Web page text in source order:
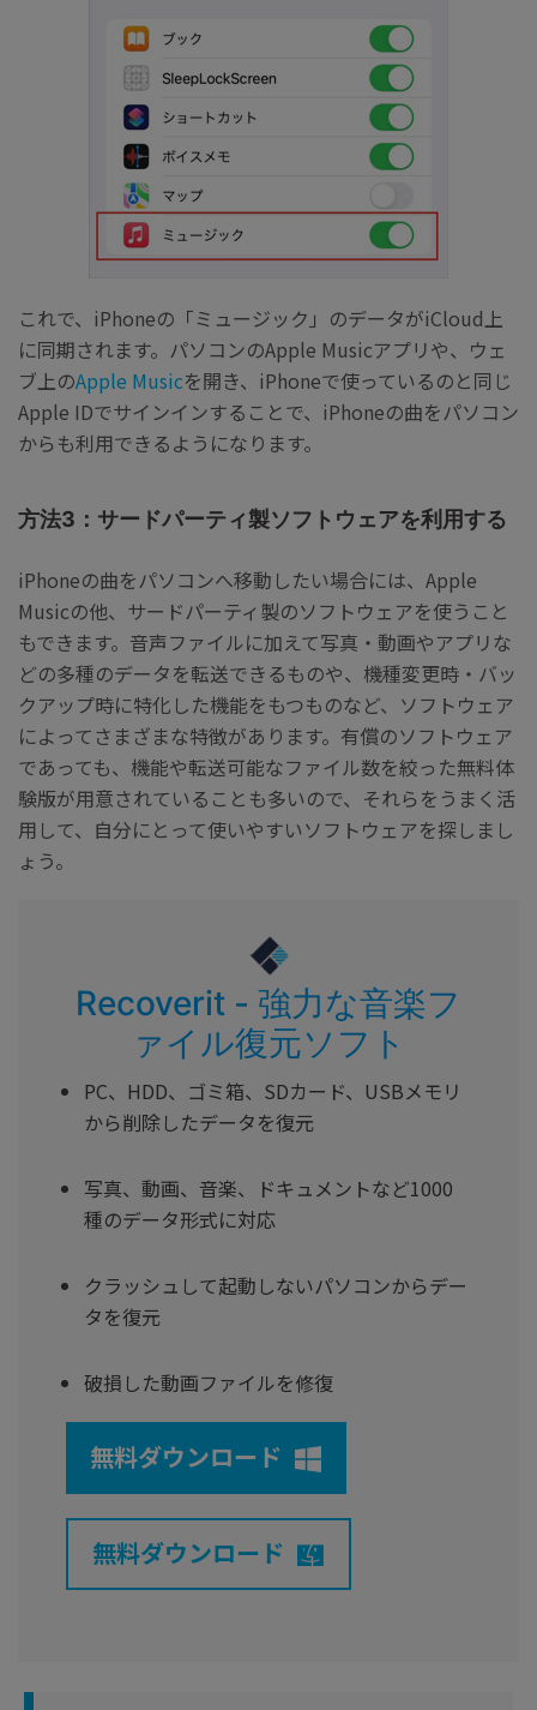
これで、iPhoneの「ミュージック」のデータがiCloud上
に同期されます。パソコンのApple Musicアプリや、ウェ
ブ上のApple Musicを開き、iPhoneで使っているのと同じ
Apple IDでサインインすることで、iPhoneの曲をパソコン
からも利用できるようになります。
方法3：サードパーティ製ソフトウェアを利用する
iPhoneの曲をパソコンへ移動したい場合には、Apple
Musicの他、サードパーティ製のソフトウェアを使うこと
もできます。音声ファイルに加えて写真・動画やアプリな
どの多種のデータを転送できるものや、機種変更時・バッ
クアップ時に特化した機能をもつものなど、ソフトウェア
によってさまざまな特徴があります。有償のソフトウェア
であっても、機能や転送可能なファイル数を絞った無料体
験版が用意されていることも多いので、それらをうまく活
用して、自分にとって使いやすいソフトウェアを探しまし
ょう。
Recoverit - 強力な音楽フ
ァイル復元ソフト
PC、HDD、ゴミ箱、SDカード、USBメモリ
から削除したデータを復元
写真、動画、音楽、ドキュメントなど1000
種のデータ形式に対応
クラッシュして起動しないパソコンからデー
タを復元
破損した動画ファイルを修復
無料ダウンロード
無料ダウンロード